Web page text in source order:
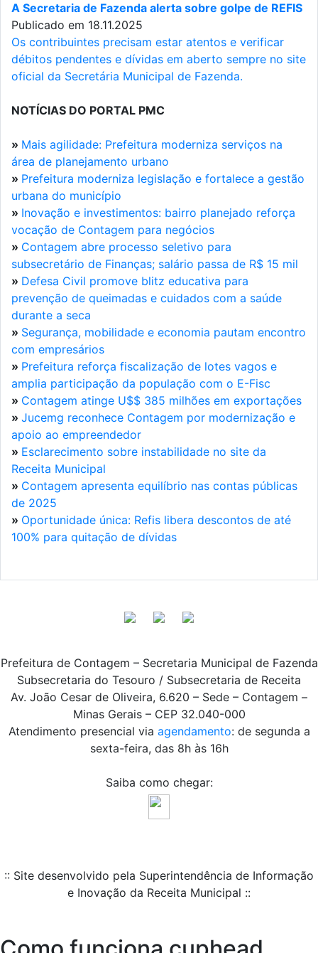
A Secretaria de Fazenda alerta sobre golpe de REFIS
Publicado em 18.11.2025
Os contribuintes precisam estar atentos e verificar
débitos pendentes e dívidas em aberto sempre no site
oficial da Secretária Municipal de Fazenda.
NOTÍCIAS DO PORTAL PMC
» Mais agilidade: Prefeitura moderniza serviços na
área de planejamento urbano
» Prefeitura moderniza legislação e fortalece a gestão
urbana do município
» Inovação e investimentos: bairro planejado reforça
vocação de Contagem para negócios
» Contagem abre processo seletivo para
subsecretário de Finanças; salário passa de R$ 15 mil
» Defesa Civil promove blitz educativa para
prevenção de queimadas e cuidados com a saúde
durante a seca
» Segurança, mobilidade e economia pautam encontro
com empresários
» Prefeitura reforça fiscalização de lotes vagos e
amplia participação da população com o E-Fisc
» Contagem atinge U$$ 385 milhões em exportações
» Jucemg reconhece Contagem por modernização e
apoio ao empreendedor
» Esclarecimento sobre instabilidade no site da
Receita Municipal
» Contagem apresenta equilíbrio nas contas públicas
de 2025
» Oportunidade única: Refis libera descontos de até
100% para quitação de dívidas
Prefeitura de Contagem – Secretaria Municipal de Fazenda
Subsecretaria do Tesouro / Subsecretaria de Receita
Av. João Cesar de Oliveira, 6.620 – Sede – Contagem –
Minas Gerais – CEP 32.040-000
Atendimento presencial via agendamento: de segunda a
sexta-feira, das 8h às 16h
Saiba como chegar:
:: Site desenvolvido pela Superintendência de Informação
e Inovação da Receita Municipal ::